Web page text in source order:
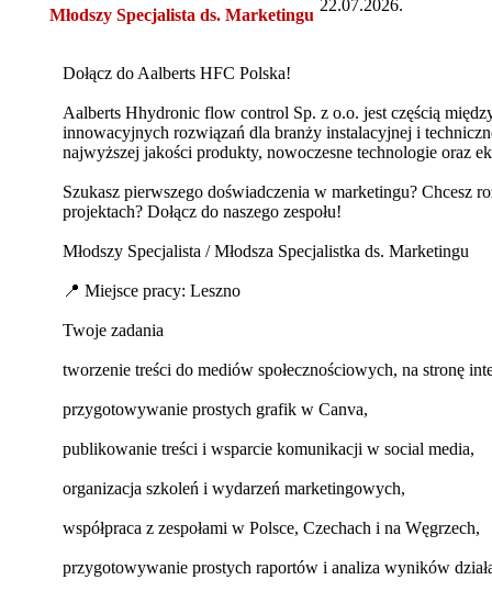
Młodszy Specjalista ds. Marketingu
22.07.2026.
Dołącz do Aalberts HFC Polska!
Aalberts Hhydronic flow control Sp. z o.o. jest częścią
innowacyjnych rozwiązań dla branży instalacyjnej i
najwyższej jakości produkty, nowoczesne technologie oraz
Szukasz pierwszego doświadczenia w marketingu?
projektach? Dołącz do naszego zespołu!
Młodszy Specjalista / Młodsza Specjalistka ds. Marketingu
📍 Miejsce pracy: Leszno
Twoje zadania
tworzenie treści do mediów społecznościowych, na stronę
przygotowywanie prostych grafik w Canva,
publikowanie treści i wsparcie komunikacji w social media,
organizacja szkoleń i wydarzeń marketingowych,
współpraca z zespołami w Polsce, Czechach i na Węgrzech,
przygotowywanie prostych raportów i analiza wyników